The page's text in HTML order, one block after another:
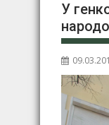
У